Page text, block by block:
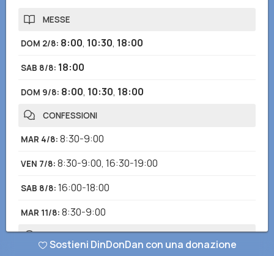
MESSE
DOM 2/8: 8:00, 10:30, 18:00
SAB 8/8: 18:00
DOM 9/8: 8:00, 10:30, 18:00
CONFESSIONI
MAR 4/8: 8:30-9:00
VEN 7/8: 8:30-9:00, 16:30-19:00
SAB 8/8: 16:00-18:00
MAR 11/8: 8:30-9:00
ORARI DI APERTURA
Sostieni DinDonDan con una donazione